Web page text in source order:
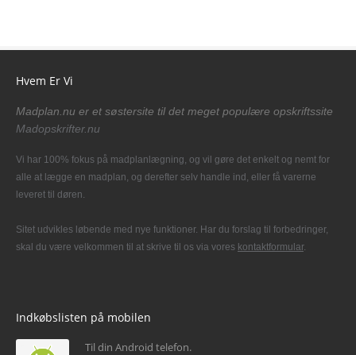
Hvem Er Vi
Madplan.nu er et søstersite til det meget populære opskriftssite
Madopskrifter.nu
Vi har 100% fokus på madplanlægning, og vil gøre det enkelt og nemt for
alle at lægge en madplan, og derefter selv handle ind, eller få varerne
leveret til døren.
Sitet udvikles løbende med nye funktioner. Har du forslag til forbedringer,
skal du være velkommen til at skrive til os via vores kontaktformular.
Indkøbslisten på mobilen
Til din Android telefon.